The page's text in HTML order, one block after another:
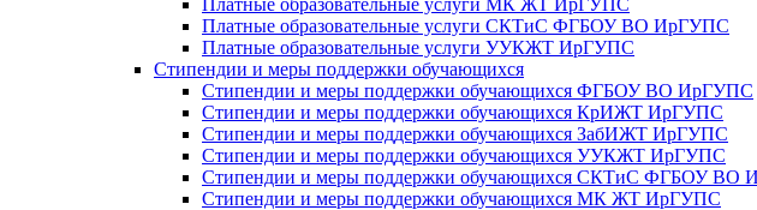
Платные образовательные услуги МК ЖТ ИрГУПС
Платные образовательные услуги СКТиС ФГБОУ ВО ИрГУПС
Платные образовательные услуги УУКЖТ ИрГУПС
Стипендии и меры поддержки обучающихся
Стипендии и меры поддержки обучающихся ФГБОУ ВО ИрГУПС
Стипендии и меры поддержки обучающихся КрИЖТ ИрГУПС
Стипендии и меры поддержки обучающихся ЗабИЖТ ИрГУПС
Стипендии и меры поддержки обучающихся УУКЖТ ИрГУПС
Стипендии и меры поддержки обучающихся СКТиС ФГБОУ ВО
Стипендии и меры поддержки обучающихся МК ЖТ ИрГУПС